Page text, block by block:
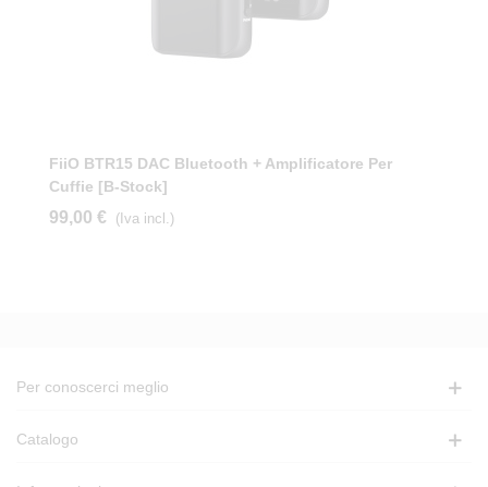
FiiO BTR15 DAC Bluetooth + Amplificatore Per
Cuffie [b-Stock]
99,00 € (Iva incl.)
Per conoscerci meglio
Catalogo